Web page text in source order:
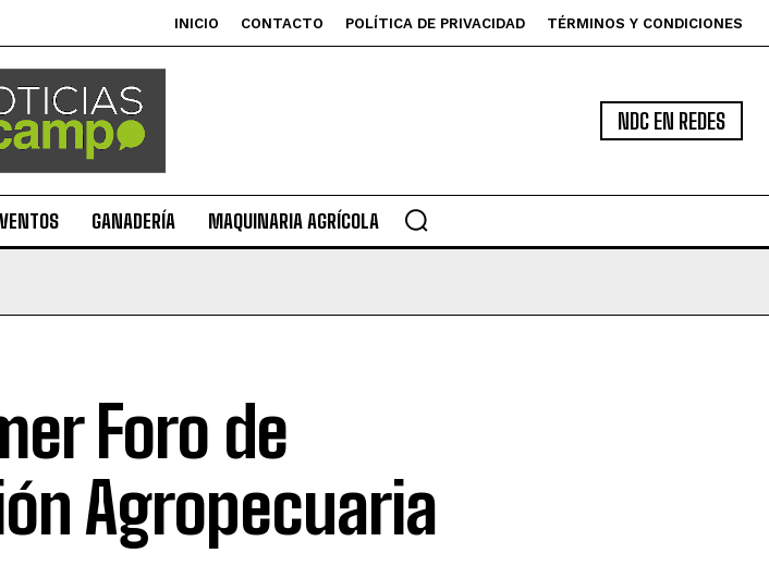
INICIO CONTACTO POLÍTICA DE PRIVACIDAD TÉRMINOS Y CONDICIONES
NDC EN REDES
GANADERÍA MAQUINARIA AGRÍCOLA
Foro de
Agropecuaria